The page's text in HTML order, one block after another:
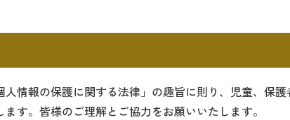
情報の保護に関する法律」の趣旨に則り、児童、保
す。皆様のご理解とご協力をお願いいたします。